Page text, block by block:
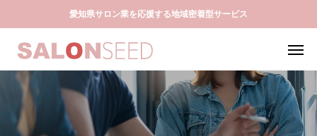
愛知県サロン業を応援する地域密着型サービス